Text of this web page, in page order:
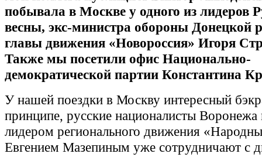
побывала в Москве у одного из лидеров
весны, экс-министра обороны Донецкой
главы движения «Новороссия» Игоря
Также мы посетили офис Национально-
демократической партии Константина
У нашей поездки в Москву интересный
принципе, русские националисты Воронежа
лидером регионального движения
Евгением Мазепиным уже сотрудничают с